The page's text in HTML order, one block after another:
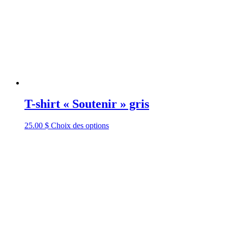
T-shirt « Soutenir » gris
25.00 $ Choix des options